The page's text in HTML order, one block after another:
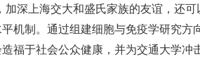
加深上海交大和盛氏家族的友谊，还
机制。通过组建细胞与免疫学研究
福于社会公众健康，并为交通大学冲